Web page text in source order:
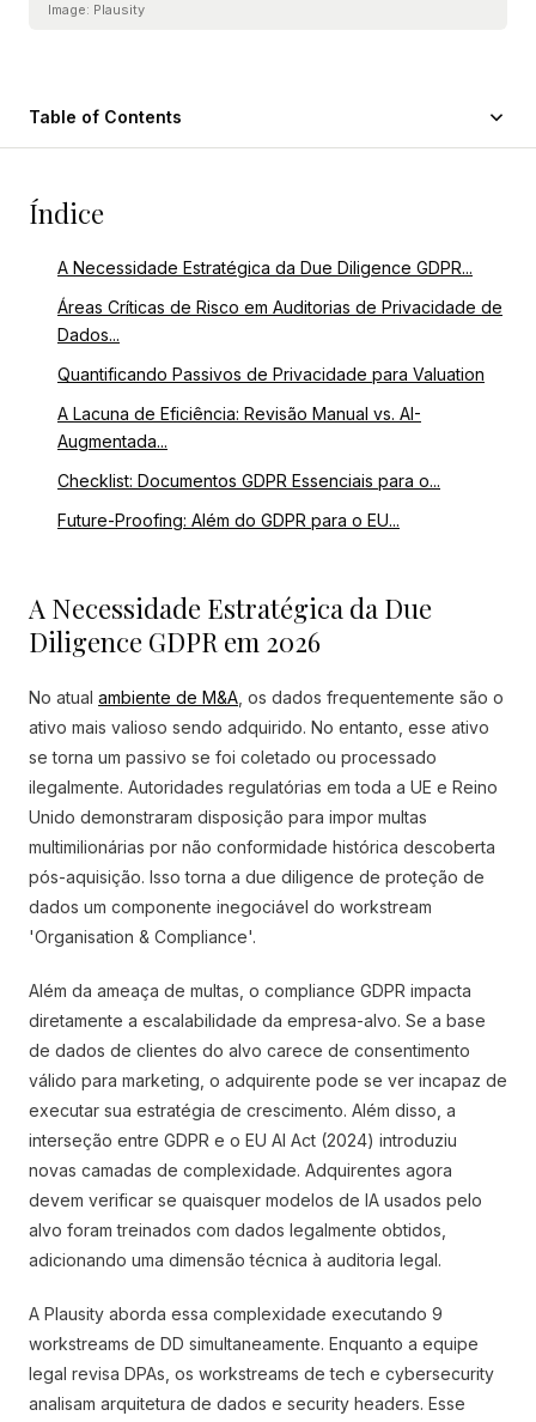
Image: Plausity
Table of Contents
Índice
A Necessidade Estratégica da Due Diligence GDPR...
Áreas Críticas de Risco em Auditorias de Privacidade de
Dados...
Quantificando Passivos de Privacidade para Valuation
A Lacuna de Eficiência: Revisão Manual vs. AI-
Augmentada...
Checklist: Documentos GDPR Essenciais para o...
Future-Proofing: Além do GDPR para o EU...
A Necessidade Estratégica da Due
Diligence GDPR em 2026
No atual ambiente de M&A , os dados frequentemente são o
ativo mais valioso sendo adquirido. No entanto, esse ativo
se torna um passivo se foi coletado ou processado
ilegalmente. Autoridades regulatórias em toda a UE e Reino
Unido demonstraram disposição para impor multas
multimilionárias por não conformidade histórica descoberta
pós-aquisição. Isso torna a due diligence de proteção de
dados um componente inegociável do workstream
'Organisation & Compliance'.
Além da ameaça de multas, o compliance GDPR impacta
diretamente a escalabilidade da empresa-alvo. Se a base
de dados de clientes do alvo carece de consentimento
válido para marketing, o adquirente pode se ver incapaz de
executar sua estratégia de crescimento. Além disso, a
interseção entre GDPR e o EU AI Act (2024) introduziu
novas camadas de complexidade. Adquirentes agora
devem verificar se quaisquer modelos de IA usados pelo
alvo foram treinados com dados legalmente obtidos,
adicionando uma dimensão técnica à auditoria legal.
A Plausity aborda essa complexidade executando 9
workstreams de DD simultaneamente. Enquanto a equipe
legal revisa DPAs, os workstreams de tech e cybersecurity
analisam arquitetura de dados e security headers. Esse